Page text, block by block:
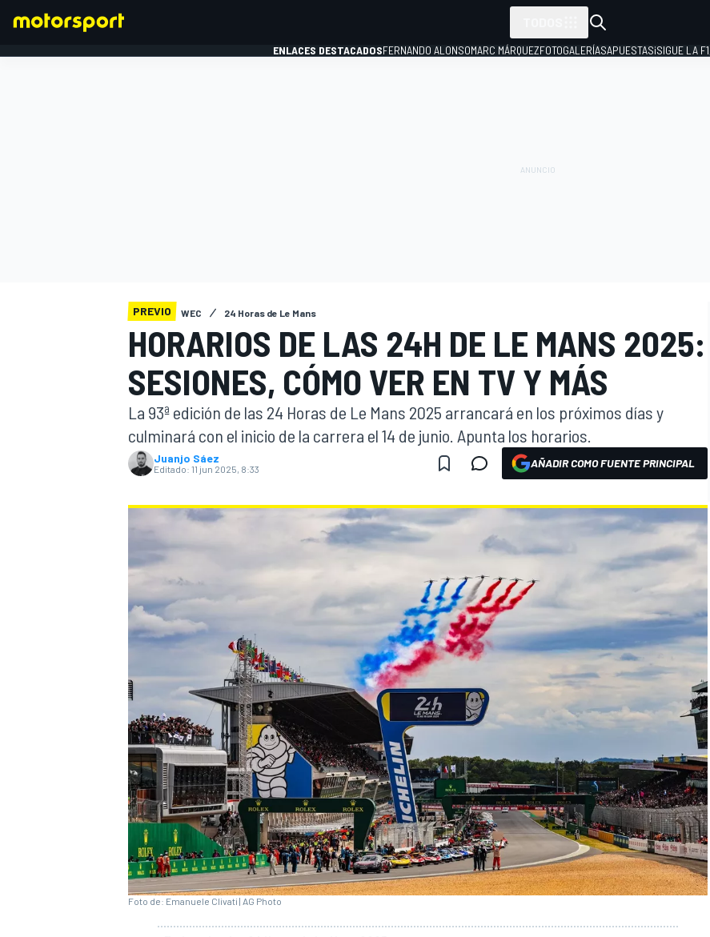
INDYCAR
WEC FÓRMULA E
ENLACES DESTACADOSFERNANDO ALONSOMARC MÁRQUEZFOTOGALERÍASAPUESTAS¡SIGUE LA
PREVIO WEC 24 Horas de Le Mans
HORARIOS DE LAS 24H DE LE MANS 2025:
SESIONES, CÓMO VER EN TV Y MÁS
La 93ª edición de las 24 Horas de Le Mans 2025 arrancará en los próximos días y
culminará con el inicio de la carrera el 14 de junio. Apunta los horarios.
Juanjo Sáez
Editado: 11 jun 2025, 8:33 AÑADIR COMO FUENTE PRINCIPAL
Foto de: Emanuele Clivati | AG Photo